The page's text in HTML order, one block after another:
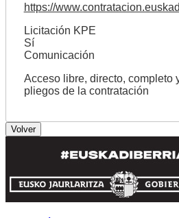
https://
Licitación KPE
Sí
Comunicación
Acceso libre, directo, completo
pliegos de la contratación